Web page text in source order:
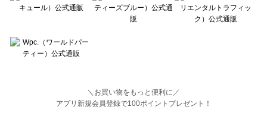
＼お買い物をもっと便利に／
アプリ新規会員登録で100ポイントプレゼント！